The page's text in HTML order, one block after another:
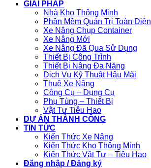
GIẢI PHÁP
Nhà Kho Thông Minh
Phần Mềm Quản Trị Toàn Diện
Xe Nâng Chụp Container
Xe Nâng Mới
Xe Nâng Đã Qua Sử Dụng
Thiết Bị Công Trình
Thiết Bị Nâng Đa Năng
Dịch Vụ Kỹ Thuật Hậu Mãi
Thuê Xe Nâng
Công Cụ – Dụng Cụ
Phụ Tùng – Thiết Bị
Vật Tư Tiêu Hao
DỰ ÁN THÀNH CÔNG
TIN TỨC
Kiến Thức Xe Nâng
Kiến Thức Kho Thông Minh
Kiến Thức Vật Tư – Tiêu Hao
Đăng nhập / Đăng ký